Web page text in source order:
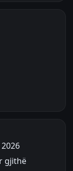
gjithë